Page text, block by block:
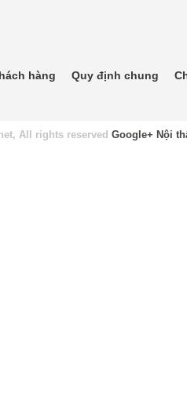
hàng Quy định chung
All rights reserved Google+ Nội